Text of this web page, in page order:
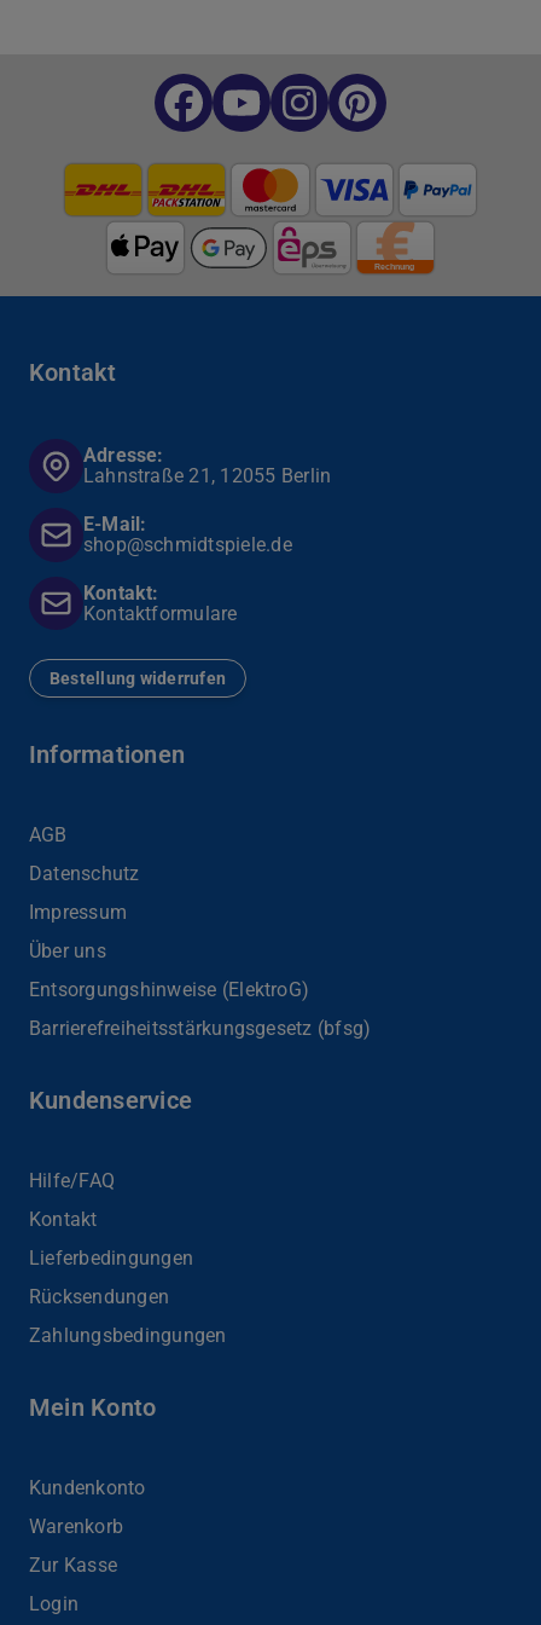
Kontakt
Adresse:
Lahnstraße 21, 12055 Berlin
E-Mail:
shop@schmidtspiele.de
Kontakt:
Kontaktformulare
Bestellung widerrufen
Informationen
AGB
Datenschutz
Impressum
Über uns
Entsorgungshinweise (ElektroG)
Barrierefreiheits­stärkungsgesetz (bfsg)
Kundenservice
Hilfe/FAQ
Kontakt
Lieferbedingungen
Rücksendungen
Zahlungsbedingungen
Mein Konto
Kundenkonto
Warenkorb
Zur Kasse
Login